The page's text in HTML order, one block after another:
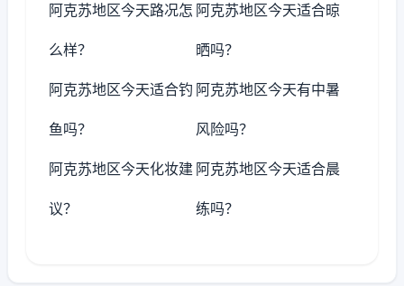
阿克苏地区今天路况怎
么样？
阿克苏地区今天适合晾
晒吗？
阿克苏地区今天适合钓
鱼吗？
阿克苏地区今天有中暑
风险吗？
阿克苏地区今天化妆建
议？
阿克苏地区今天适合晨
练吗？